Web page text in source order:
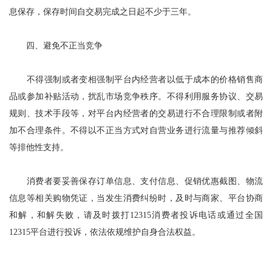
息保存，保存时间自交易完成之日起不少于三年。
四、避免不正当竞争
不得强制或者变相强制平台内经营者以低于成本的价格销售商
品或参加补贴活动，扰乱市场竞争秩序。不得利用服务协议、交易
规则、技术手段等，对平台内经营者的交易进行不合理限制或者附
加不合理条件。不得以不正当方式对自营业务进行流量与推荐倾斜
等排他性支持。
消费者要妥善保存订单信息、支付信息、促销优惠截图、物流
信息等相关购物凭证，当发生消费纠纷时，及时与商家、平台协商
和解，和解失败，请及时拨打12315消费者投诉电话或通过全国
12315平台进行投诉，依法依规维护自身合法权益。